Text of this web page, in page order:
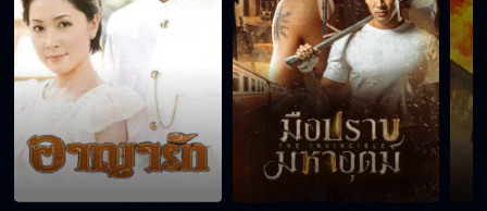
โลกของคุณกับฉันมันคนละโลกกัน
จูบทีเดียวถึงกับหมดแรง